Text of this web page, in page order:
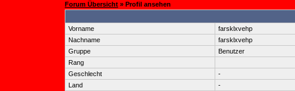
Forum Übersicht » Profil ansehen
Vorname
farsklxvehp
Nachname
farsklxvehp
Gruppe
Benutzer
Rang
Geschlecht
-
Land
-